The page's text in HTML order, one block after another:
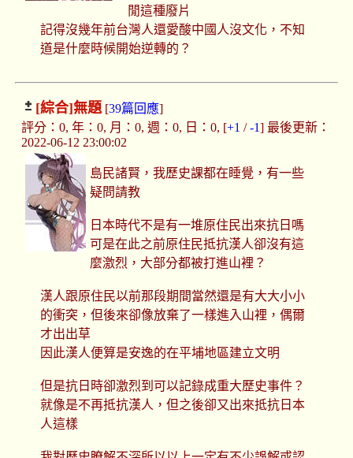
閒這種廢片
記得沒幾年前台灣人還愛酸中國人沒文化，不知
道是什麼時候開始逆轉的？
[綜合]無題[39篇回應]
評分：0, 年：0, 月：0, 週：0, 日：0, [+1 /-1] 最後更新：
2022-06-12 23:00:02
島民諸賢，我歷史課都在睡覺，有一些
疑問請教
日本時代不是有一堆原住民出來抗日嗎
可是在此之前原住民抵抗漢人卻沒有這
麼激烈，大部分都被打進山裡？
漢人跟原住民以前那段期間當然還是有大大小小
的衝突，但後來卻像放棄了一樣進入山裡，偶爾
才出出草
因此漢人便算是安逸的在平埔地區建立文明
但是抗日時卻激烈到可以記錄成重大歷史事件？
就像是不再抵抗漢人，但之後卻又出來抵抗日本
人這樣